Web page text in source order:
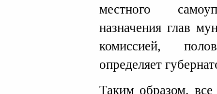
местного
назначения глав
комиссией,
определяет
Таким образом,